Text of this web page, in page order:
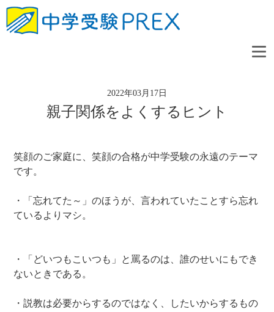
2022年03月17日
親子関係をよくするヒント
笑顔のご家庭に、笑顔の合格が中学受験の永遠のテーマ
です。
・「忘れてた～」のほうが、言われていたことすら忘れ
ているよりマシ。
・「どいつもこいつも」と罵るのは、誰のせいにもでき
ないときである。
・説教は必要からするのではなく、したいからするもの